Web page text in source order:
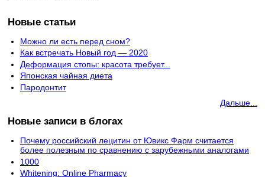
Новые статьи
Можно ли есть перед сном?
Как встречать Новый год — 2020
Деформация стопы: красота требует...
Японская чайная диета
Пародонтит
Дальше...
Новые записи в блогах
Почему российский лецитин от Ювикс Фарм считается
более полезным по сравнению с зарубежными аналогами
1000
Whitening: Online Pharmacy